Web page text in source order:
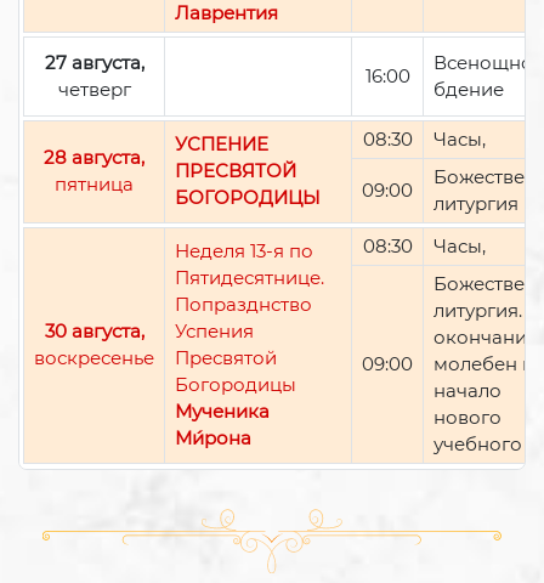
Лаврентия
27 августа,
четверг
16:00
Всенощное
бдение
28 августа,
пятница
УСПЕНИЕ
ПРЕСВЯТОЙ
БОГОРОДИЦЫ
08:30 Часы,
09:00
литургия
30 августа,
воскресенье
Неделя 13-я по
Пятидесятнице.
Попразднство
Успения
Пресвятой
Богородицы
Мученика
Ми́рона
08:30 Часы,
09:00
литургия.
окончании
молебен
начало
нового
учебного